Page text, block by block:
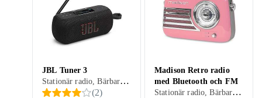
JBL Tuner 3
Stationär radio, Bärbar radio, FM, DAB, DAB+, Batteri, Allvädersskydd (damm/fukttålig), USB
(2)
Madison Retro radio
med Bluetooth och FM
Stationär radio, Bärbar radio, FM, DAB, DAB+, Batteri, Retro Radio, USB, Analog 3,5mm-ingång (Aux)